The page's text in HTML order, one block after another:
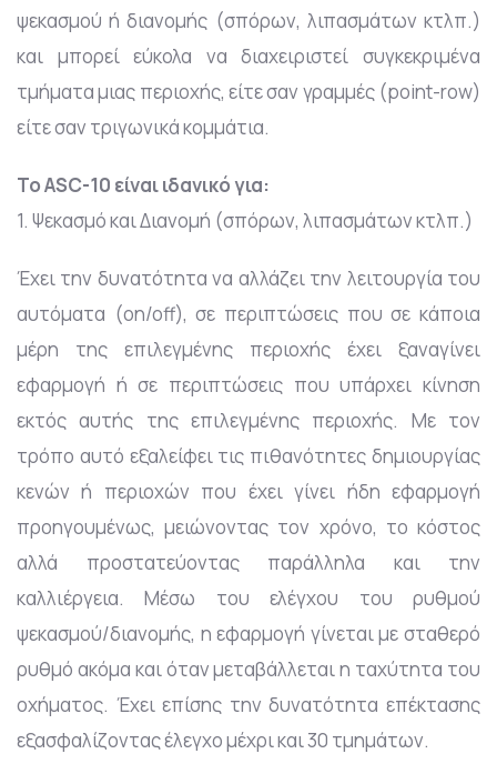
ψεκασμού ή διανομής (σπόρων, λιπασμάτων κτλπ.)
και μπορεί εύκολα να διαχειριστεί συγκεκριμένα
τμήματα μιας περιοχής, είτε σαν γραμμές (point-row)
είτε σαν τριγωνικά κομμάτια.
Το ASC-10 είναι ιδανικό για:
1. Ψεκασμό και Διανομή (σπόρων, λιπασμάτων κτλπ.)
Έχει την δυνατότητα να αλλάζει την λειτουργία του
αυτόματα (on/off), σε περιπτώσεις που σε κάποια
μέρη της επιλεγμένης περιοχής έχει ξαναγίνει
εφαρμογή ή σε περιπτώσεις που υπάρχει κίνηση
εκτός αυτής της επιλεγμένης περιοχής. Με τον
τρόπο αυτό εξαλείφει τις πιθανότητες δημιουργίας
κενών ή περιοχών που έχει γίνει ήδη εφαρμογή
προηγουμένως, μειώνοντας τον χρόνο, το κόστος
αλλά προστατεύοντας παράλληλα και την
καλλιέργεια. Μέσω του ελέγχου του ρυθμού
ψεκασμού/διανομής, η εφαρμογή γίνεται με σταθερό
ρυθμό ακόμα και όταν μεταβάλλεται η ταχύτητα του
οχήματος. Έχει επίσης την δυνατότητα επέκτασης
εξασφαλίζοντας έλεγχο μέχρι και 30 τμημάτων.